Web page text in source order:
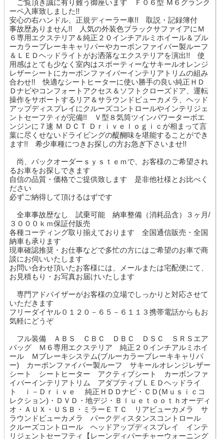
ご覧頂き誠に有り難う御座います Ｆ０６型 Ｍ６グランク
ーペ入庫致しました!!
安心の右ハンドル、正規ディーラー車!! 取説・記録簿付
事故歴ありません!! 人気の外装色ブラックサファイアにＭ
６専用エクステリア＆純正２０インチアルミホイール＆ブル
ーカラーブレーキキャリパーやカーボンファイバー製ルーフ
＆ＬＥＤヘッドライトがお洒落なエクステリアを演出!! 使
用感はとても少なく室内はスポーティーなサキールオレンジ
レザーシートにカーボンファイバーインテリアトリムの組み
合わせ!! 快適なシートヒーターに使い勝手の良い純正ＨＤ
Ｄナビやコンフォートアクセス＆ソフトクローズドア、運転
操作をサポートするリア＆サラウンドビューカメラ、ヘッド
アップディスプレイにクルーズコントロールやインテリジェ
ントセーフティが完備!! Ｖ型８気筒ツインパワーターボエ
ンジンに７速 Ｍ ＤＣＴ Ｄｒｉｖｅｌｏｇｉｃが相まって言
葉に尽くせないドライビングの醍醐味を堪能することができ
ます!! 希少車種につきお探しの方お急ぎ下さいませ!!
尚、バックオーダーｓｙｓｔｅｍで、お客様のご希望され
るお車をお探しできます
自信の品質・価格でご提供致します 是非他社様とお比べく
ださい
必ずご納得して頂けるはずです
全車事故歴なし 試乗可能 納車整備（消耗品含）３ヶ月/
３０００ｋｍ保証付販売
各種コーティング取り揃えております 全国通信販売・全国
納車も承ります
現車確認推奨・お仕事などで多忙の方にはご希望のお車で商
談にお伺いいたします
お問い合わせ頂いたお客様には、メールまたは宅配便にて、
お見積もり・お写真お届けいたします
専門アドバイザーがお客様の立場でしっかりと対応させて
いただきます
フリーダイヤル０１２０－６５－６１１３携帯電話からもお
気軽にどうぞ
フル装備 ＡＢＳ ＣＢＣ ＤＢＣ ＤＳＣ ＳＲＳエア
バッグ Ｍ６専用エクステリア 純正２０インチアルミホイ
ール Ｍブレーキシステム(ブルーカラーブレーキキャリパ
ー) カーボンファイバー製ルーフ サキールオレンジレザー
シート シートヒーター アクティブシート カーボンファ
イバーインテリアトリム アダプティブＬＥＤヘッドライ
ト ｉ－Ｄｒｉｖｅ 純正ＨＤＤナビ・ＣＤ(Ｍｕｓｉｃコ
レクション)・ＤＶＤ・地デジ・Ｂｌｕｅｔｏｏｔｈオーディ
オ・ＡＵＸ・ＵＳＢ・ミラーＥＴＣ リアビューカメラ サ
ラウンドビューカメラ パークディスタンスコントロール
クルーズコントロール ヘッドアップディスプレイ インテ
リジェントセーフティ【レーンディパーチャーウォーニング